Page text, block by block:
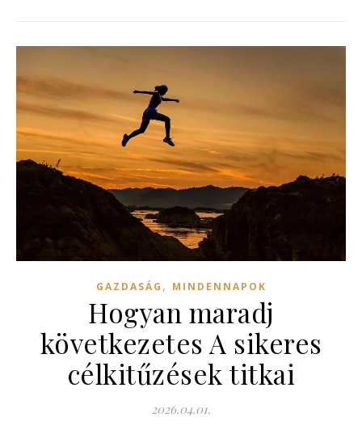
GAZDASÁG , MINDENNAPOK
Hogyan maradj
következetes A sikeres
célkitűzések titkai
2026.04.01.